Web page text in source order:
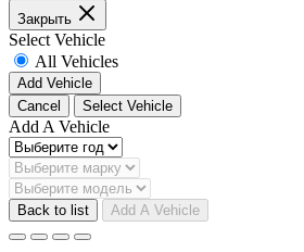
Закрыть
Select Vehicle
All Vehicles
Add Vehicle
Cancel
Select Vehicle
Add A Vehicle
Back to list Add A Vehicle